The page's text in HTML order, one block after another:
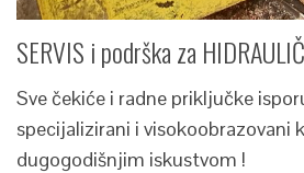
SERVIS i podrška za
Sve čekiće i radne priključke
specijalizirani i visokoobrazovani
dugogodišnjim iskustvom !